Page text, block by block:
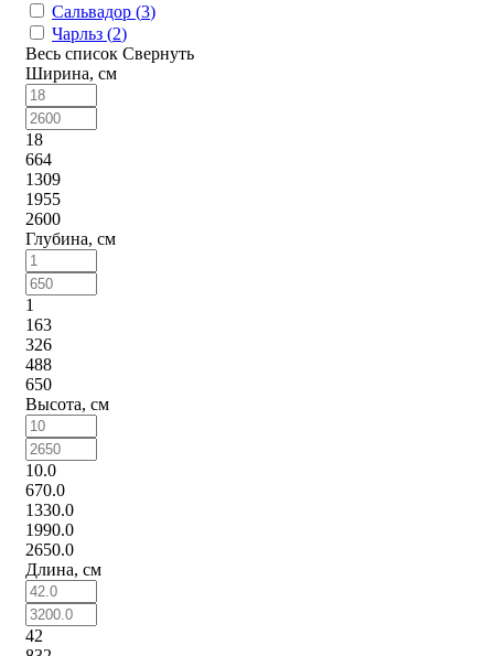
Сальвадор (3)
Чарльз (2)
Весь список Свернуть
Ширина, см
18
664
1309
1955
2600
Глубина, см
1
163
326
488
650
Высота, см
10.0
670.0
1330.0
1990.0
2650.0
Длина, см
42